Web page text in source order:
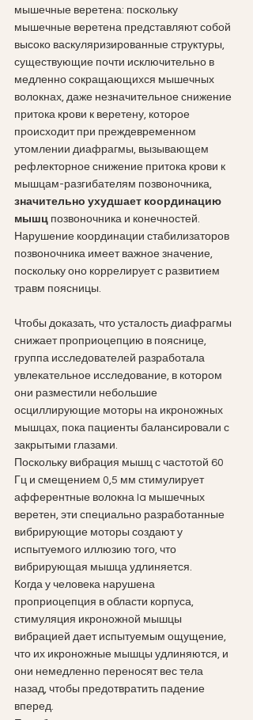
мышечные веретена: поскольку
мышечные веретена представляют собой
высоко васкуляризированные структуры,
существующие почти исключительно в
медленно сокращающихся мышечных
волокнах, даже незначительное снижение
притока крови к веретену, которое
происходит при преждевременном
утомлении диафрагмы, вызывающем
рефлекторное снижение притока крови к
мышцам-разгибателям позвоночника,
значительно ухудшает координацию
мышц позвоночника и конечностей.
Нарушение координации стабилизаторов
позвоночника имеет важное значение,
поскольку оно коррелирует с развитием
травм поясницы.
Чтобы доказать, что усталость диафрагмы
снижает проприоцепцию в пояснице,
группа исследователей разработала
увлекательное исследование, в котором
они разместили небольшие
осциллирующие моторы на икроножных
мышцах, пока пациенты балансировали с
закрытыми глазами.
Поскольку вибрация мышц с частотой 60
Гц и смещением 0,5 мм стимулирует
афферентные волокна Ia мышечных
веретен, эти специально разработанные
вибрирующие моторы создают у
испытуемого иллюзию того, что
вибрирующая мышца удлиняется.
Когда у человека нарушена
проприоцепция в области корпуса,
стимуляция икроножной мышцы
вибрацией дает испытуемым ощущение,
что их икроножные мышцы удлиняются, и
они немедленно переносят вес тела
назад, чтобы предотвратить падение
вперед.